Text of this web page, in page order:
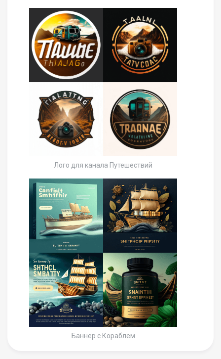
Лого для канала Путешествий
Баннер с Кораблем